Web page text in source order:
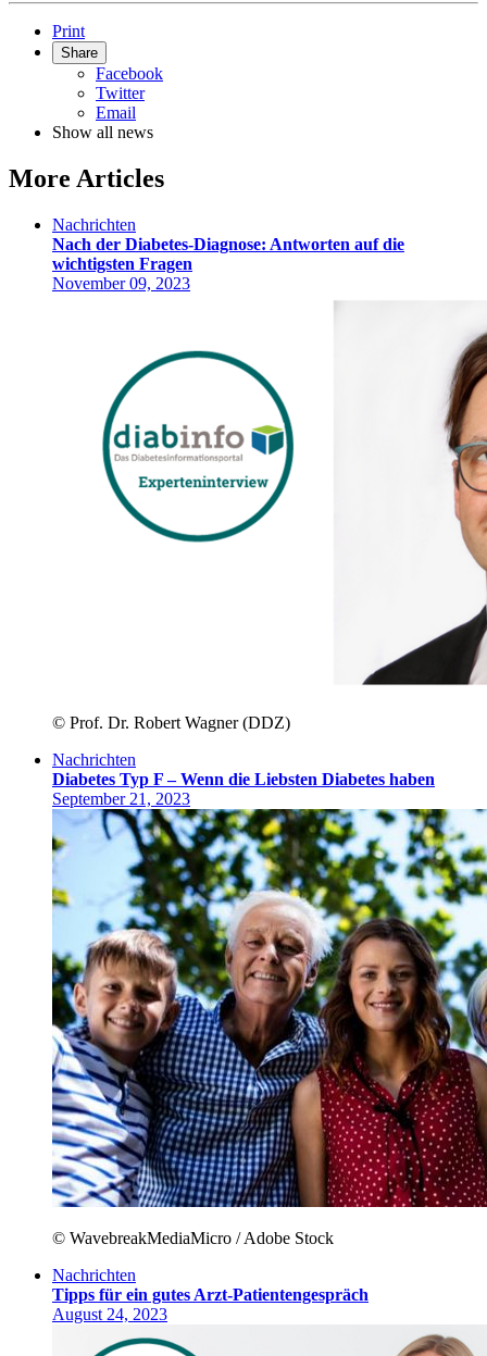
Print
Share
Facebook
Twitter
Email
Show all news
More Articles
Nachrichten
Nach der Diabetes-Diagnose: Antworten auf die
wichtigsten Fragen
November 09, 2023
© Prof. Dr. Robert Wagner (DDZ)
Nachrichten
Diabetes Typ F – Wenn die Liebsten Diabetes haben
September 21, 2023
© WavebreakMediaMicro / Adobe Stock
Nachrichten
Tipps für ein gutes Arzt-Patientengespräch
August 24, 2023